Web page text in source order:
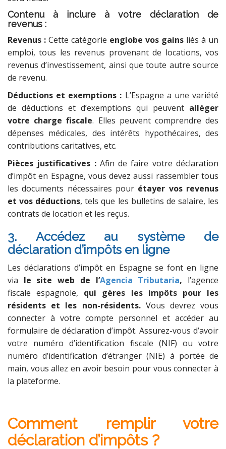
Contenu à inclure à votre déclaration de
revenus :
Revenus : Cette catégorie englobe vos gains liés à un
emploi, tous les revenus provenant de locations, vos
revenus d’investissement, ainsi que toute autre source
de revenu.
Déductions et exemptions : L’Espagne a une variété
de déductions et d’exemptions qui peuvent alléger
votre charge fiscale. Elles peuvent comprendre des
dépenses médicales, des intérêts hypothécaires, des
contributions caritatives, etc.
Pièces justificatives :Afin de faire votre déclaration
d’impôt en Espagne, vous devez aussi rassembler tous
les documents nécessaires pour étayer vos revenus
et vos déductions, tels que les bulletins de salaire, les
contrats de location et les reçus.
3. Accédez au système de
déclaration d’impôts en ligne
Les déclarations d’impôt en Espagne se font en ligne
via le site web de l’Agencia Tributaria, l’agence
fiscale espagnole, qui gères les impôts pour les
résidents et les non-résidents.Vous devrez vous
connecter à votre compte personnel et accéder au
formulaire de déclaration d’impôt. Assurez-vous d’avoir
votre numéro d’identification fiscale (NIF) ou votre
numéro d’identification d’étranger (NIE) à portée de
main, vous allez en avoir besoin pour vous connecter à
la plateforme.
Comment remplir votre
déclaration d’impôts ?